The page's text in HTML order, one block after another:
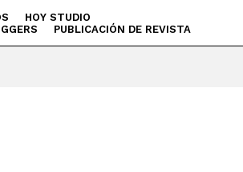
HOY STUDIO
PUBLICACIÓN DE REVISTA